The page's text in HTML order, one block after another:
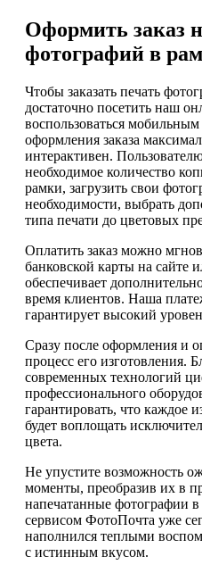
Оформить заказ
фотографий в
Чтобы заказать печать
достаточно посетить наш
воспользоваться
оформления заказа
интерактивен.
необходимое количество
рамки, загрузить свои
необходимости, выбрать
типа печати до цветовых
Оплатить заказ можно
банковской карты на сайте
обеспечивает
время клиентов. Наша
гарантирует высокий
Сразу после оформления и
процесс его изготовления.
современных технологий
профессионального
гарантировать, что каждое
будет воплощать
цвета.
Не упустите возможность
моменты, преобразив их в
напечатанные фотографии
сервисом ФотоПочта уже
наполнился теплыми
с истинным вкусом.